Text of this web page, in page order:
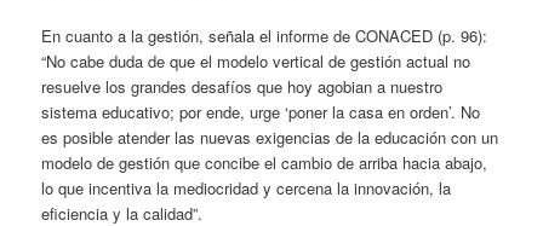
En cuanto a la gestión, señala el informe de CONACED (p. 96):
“No cabe duda de que el modelo vertical de gestión actual no
resuelve los grandes desafíos que hoy agobian a nuestro
sistema educativo; por ende, urge ‘poner la casa en orden’. No
es posible atender las nuevas exigencias de la educación con un
modelo de gestión que concibe el cambio de arriba hacia abajo,
lo que incentiva la mediocridad y cercena la innovación, la
eficiencia y la calidad”.